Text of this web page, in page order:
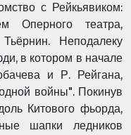
с Рейкьявиком:
Оперного театра,
Неподалеку
в котором в начале
и Р. Рейгана,
войны". Покинув
Китового фьорда,
шапки ледников